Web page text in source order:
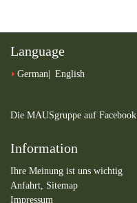
Language
German English
Die MAUSgruppe auf Facebook
Information
Ihre Meinung ist uns wichtig
Anfahrt, Sitemap
Impressum